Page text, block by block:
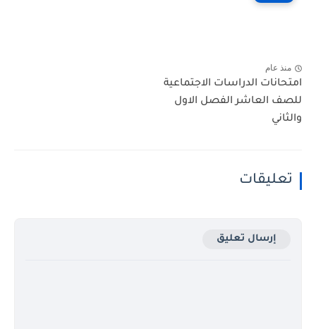
منذ عام
امتحانات الدراسات الاجتماعية
للصف العاشر الفصل الاول
والثاني
تعليقات
إرسال تعليق